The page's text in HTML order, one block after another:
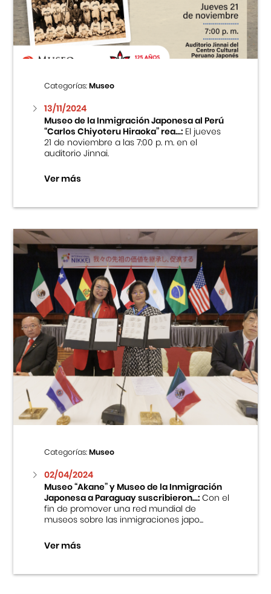
Centro Cultural Peruano Japonés
Cursos
Museo de la Inmigración Japonesa
Fondo Editorial
Teatro Peruano Japonés
Categorías:Museo
13/11/2024
Museo de la Inmigración Japonesa al Perú
“Carlos Chiyoteru Hiraoka” rea...:El jueves
21 de noviembre a las 7:00 p. m. en el
auditorio Jinnai.
Ver más
Categorías:Museo
02/04/2024
Museo “Akane” y Museo de la Inmigración
Japonesa a Paraguay suscribieron...:Con el
fin de promover una red mundial de
museos sobre las inmigraciones japo...
Ver más